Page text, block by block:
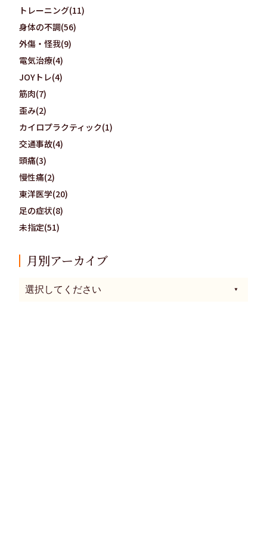
トレーニング(11)
身体の不調(56)
外傷・怪我(9)
電気治療(4)
JOYトレ(4)
筋肉(7)
歪み(2)
カイロプラクティック(1)
交通事故(4)
頭痛(3)
慢性痛(2)
東洋医学(20)
足の症状(8)
未指定(51)
月別アーカイブ